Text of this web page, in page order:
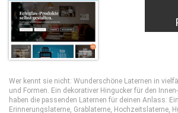
Wer kennt sie nicht: Wunderschöne Laternen in
und Formen. Ein dekorativer Hingucker für den
haben die passenden Laternen für deinen Anlass:
Erinnerungslaterne, Grablaterne, Hochzeitslaterne,